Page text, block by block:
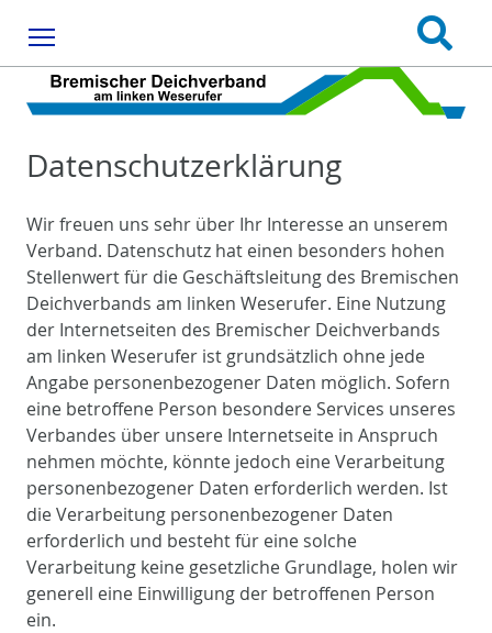
Datenschutzerklärung
Wir freuen uns sehr über Ihr Interesse an unserem
Verband. Datenschutz hat einen besonders hohen
Stellenwert für die Geschäftsleitung des Bremischen
Deichverbands am linken Weserufer. Eine Nutzung
der Internetseiten des Bremischer Deichverbands
am linken Weserufer ist grundsätzlich ohne jede
Angabe personenbezogener Daten möglich. Sofern
eine betroffene Person besondere Services unseres
Verbandes über unsere Internetseite in Anspruch
nehmen möchte, könnte jedoch eine Verarbeitung
personenbezogener Daten erforderlich werden. Ist
die Verarbeitung personenbezogener Daten
erforderlich und besteht für eine solche
Verarbeitung keine gesetzliche Grundlage, holen wir
generell eine Einwilligung der betroffenen Person
ein.